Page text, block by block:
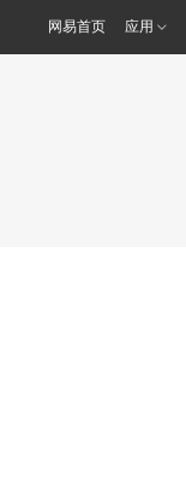
网易首页 应用